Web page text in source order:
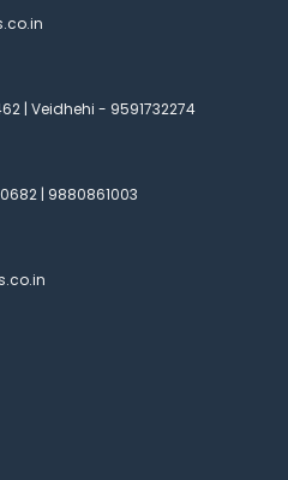
| Veidhehi - 9591732274
| 9880861003